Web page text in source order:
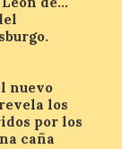
nuevo
los
por los
caña